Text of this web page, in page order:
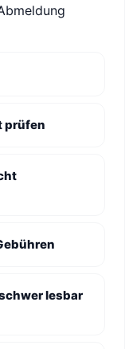
prüfen
lesbar